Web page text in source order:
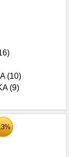
(10)
(9)